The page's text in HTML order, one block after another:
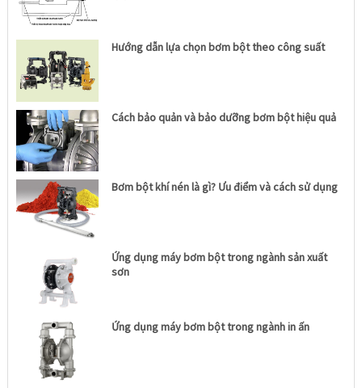
Hướng dẫn lựa chọn bơm bột theo công suất
Cách bảo quản và bảo dưỡng bơm bột hiệu quả
Bơm bột khí nén là gì? Ưu điểm và cách sử dụng
Ứng dụng máy bơm bột trong ngành sản xuất
sơn
Ứng dụng máy bơm bột trong ngành in ấn